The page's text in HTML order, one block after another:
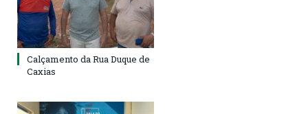
Calçamento da Rua Duque de
Caxias